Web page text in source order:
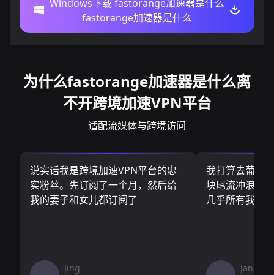
Windows下载 fastorange加速器是什么
fastorange加速器是什么
为什么fastorange加速器是什么离
不开跨境加速VPN平台
适配流媒体与跨境访问
说实话我是跨境加速VPN平台的忠
实粉丝。先订阅了一个月，然后给
我的妻子和女儿都订阅了
Jing
我打算去葡萄
块尾流冲浪板
几乎所有我需
Jan V